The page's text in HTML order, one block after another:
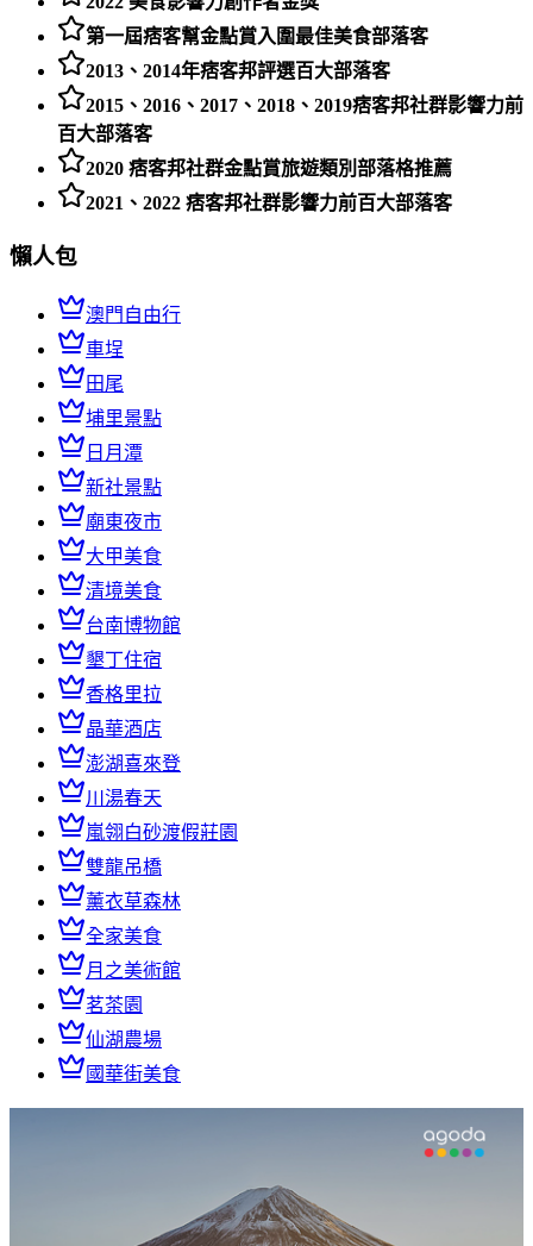
第一屆痞客幫金點賞入圍最佳美食部落客
2013、2014年痞客邦評選百大部落客
2015、2016、2017、2018、2019痞客邦社群影響力前
百大部落客
2020 痞客邦社群金點賞旅遊類別部落格推薦
2021、2022 痞客邦社群影響力前百大部落客
懶人包
澳門自由行
車埕
田尾
埔里景點
日月潭
新社景點
廟東夜市
大甲美食
清境美食
台南博物館
墾丁住宿
香格里拉
晶華酒店
澎湖喜來登
川湯春天
嵐翎白砂渡假莊園
雙龍吊橋
薰衣草森林
全家美食
月之美術館
茗茶園
仙湖農場
國華街美食